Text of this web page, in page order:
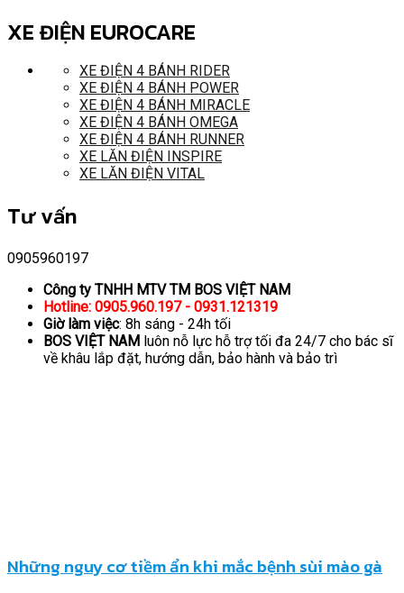
XE ĐIỆN EUROCARE
XE ĐIỆN 4 BÁNH RIDER
XE ĐIỆN 4 BÁNH POWER
XE ĐIỆN 4 BÁNH MIRACLE
XE ĐIỆN 4 BÁNH OMEGA
XE ĐIỆN 4 BÁNH RUNNER
XE LĂN ĐIỆN INSPIRE
XE LĂN ĐIỆN VITAL
Tư vấn
0905960197
Công ty TNHH MTV TM BOS VIỆT NAM
Hotline: 0905.960.197 - 0931.121319
Giờ làm việc: 8h sáng - 24h tối
BOS VIỆT NAM luôn nỗ lực hỗ trợ tối đa 24/7 cho bác sĩ
về khâu lắp đặt, hướng dẫn, bảo hành và bảo trì
Những nguy cơ tiềm ẩn khi mắc bệnh sùi mào gà